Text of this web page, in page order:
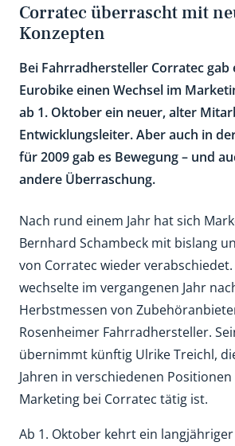
Corratec überrascht mit
Konzepten
Bei Fahrradhersteller Corratec
Eurobike einen Wechsel im
ab 1. Oktober ein neuer, alter
Entwicklungsleiter. Aber auch in
für 2009 gab es Bewegung – und
andere Überraschung.
Nach rund einem Jahr hat sich
Bernhard Schambeck mit bislang
von Corratec wieder verabschiedet.
wechselte im vergangenen Jahr
Herbstmessen von
Rosenheimer Fahrradhersteller.
übernimmt künftig Ulrike Treichl,
Jahren in verschiedenen
Marketing bei Corratec tätig ist.
Ab 1. Oktober kehrt ein